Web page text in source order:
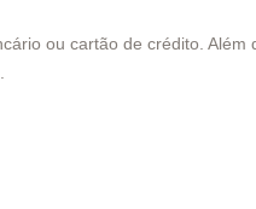
ou cartão de crédito.